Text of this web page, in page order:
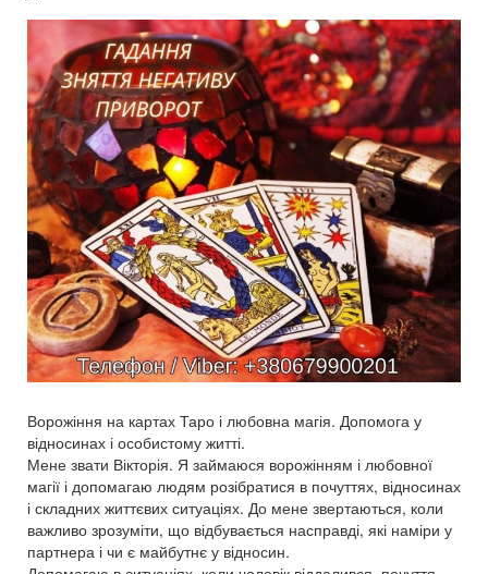
Ворожіння на картах Таро і любовна магія. Допомога у
відносинах і особистому житті.
Мене звати Вікторія. Я займаюся ворожінням і любовної
магії і допомагаю людям розібратися в почуттях, відносинах
і складних життєвих ситуаціях. До мене звертаються, коли
важливо зрозуміти, що відбувається насправді, які наміри у
партнера і чи є майбутнє у відносин.